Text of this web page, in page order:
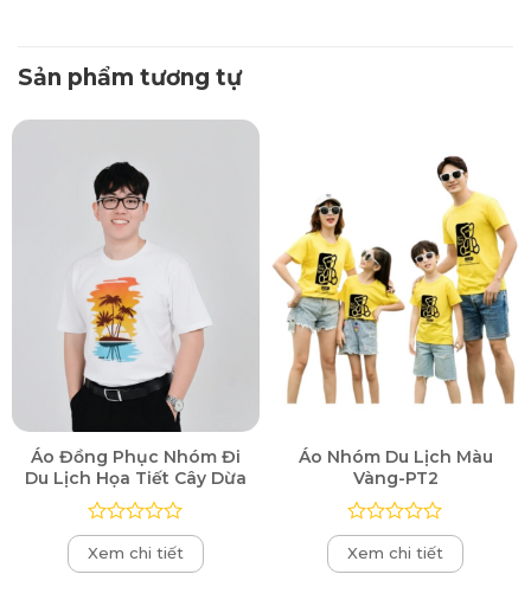
Sản phẩm tương tự
Áo Đồng Phục Nhóm Đi
Du Lịch Họa Tiết Cây Dừa
Được
xếp
hạng
Xem chi tiết
Áo Nhóm Du Lịch Màu
Vàng-PT2
Được
xếp
hạng
Xem chi tiết